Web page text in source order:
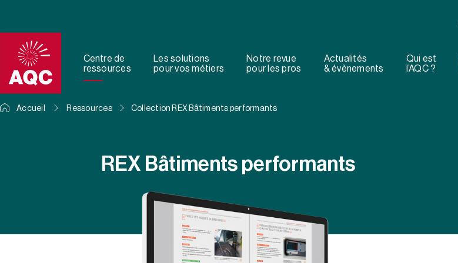
Centre de
ressources
Les solutions
pour vos métiers
Notre revue
pour les pros
Actualités
& évènements
Qui est
l’AQC ?
Accueil Ressources Collection REX Bâtiments performants
REX Bâtiments performants